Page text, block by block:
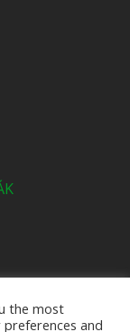
the most
and